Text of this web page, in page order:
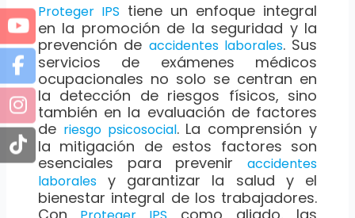
Proteger IPS tiene un enfoque integral
en la promoción de la seguridad y la
prevención de accidentes laborales. Sus
servicios de exámenes médicos
ocupacionales no solo se centran en
la detección de riesgos físicos, sino
también en la evaluación de factores
de riesgo psicosocial. La comprensión y
la mitigación de estos factores son
esenciales para preveniraccidentes
laboralesy garantizar la salud y el
bienestar integral de los trabajadores.